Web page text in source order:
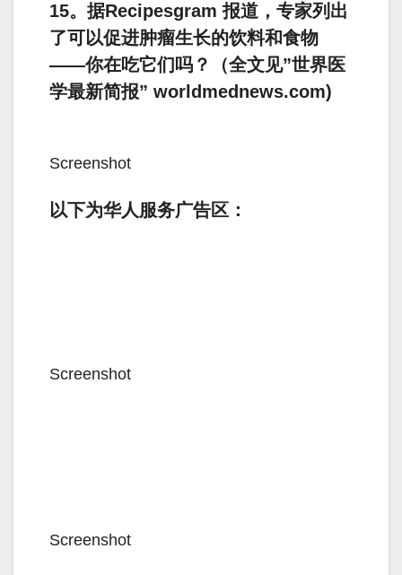
15。据Recipesgram 报道，专家列出
了可以促进肿瘤生长的饮料和食物
——你在吃它们吗？（全文见”世界医
学最新简报” worldmednews.com)
Screenshot
以下为华人服务广告区：
Screenshot
Screenshot